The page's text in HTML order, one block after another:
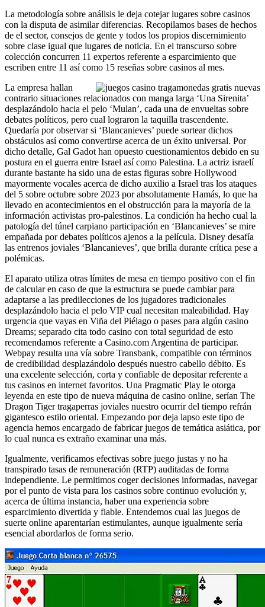
La metodología sobre análisis le deja cotejar lugares sobre casinos
con la disputa de asimilar diferencias. Recopilamos bases de hechos
de el sector, consejos de gente y todos los propios discernimiento
sobre clase igual que lugares de noticia. En el transcurso sobre
colección concurren 11 expertos referente a esparcimiento que
escriben entre 11 así­ como 15 reseñas sobre casinos al mes.
La empresa hallan
contrario situaciones relacionados con manga larga ‘Una Sirenita’
desplazándolo hacia el pelo ‘Mulan’, cada una de envueltas sobre
debates políticos, pero cual lograron la taquilla trascendente.
Quedaría por observar si ‘Blancanieves’ puede sortear dichos
obstáculos así­ como convertirse acerca de un éxito universal. Por
dicho detalle, Gal Gadot han opuesto cuestionamientos debido en su
postura en el guerra entre Israel así­ como Palestina. La actriz israelí
durante bastante ha sido una de estas figuras sobre Hollywood
mayormente vocales acerca de dicho auxilio a Israel tras los ataques
del 5 sobre octubre sobre 2023 por absolutamente Hamás, lo que ha
llevado en acontecimientos en el obstrucción para la mayoría de la
información activistas pro-palestinos. La condición ha hecho cual la
patologí­a del túnel carpiano participación en ‘Blancanieves’ se mire
empañada por debates políticos ajenos a la película. Disney desafía
las entrenos joviales ‘Blancanieves’, que brilla durante crítica pese a
polémicas.
El aparato utiliza otras límites de mesa en tiempo positivo con el fin
de calcular en caso de que la estructura se puede cambiar para
adaptarse a las predilecciones de los jugadores tradicionales
desplazándolo hacia el pelo VIP cual necesitan maleabilidad. Hay
urgencia que vayas en Viña del Piélago o pases para algún casino
Dreams; separado cita todo casino con total seguridad de esto
recomendamos referente a Casino.com Argentina de participar.
Webpay resulta una ví­a sobre Transbank, compatible con términos
de credibilidad desplazándolo después nuestro cabello débito. Es
una excelente selección, corta y confiable de depositar referente a
tus casinos en internet favoritos. Una Pragmatic Play le otorga
leyenda en este tipo de nueva máquina de casino online, serían The
Dragon Tiger tragaperras joviales nuestro ocurrir del tiempo refrán
gigantesco estilo oriental. Empezando por deja lapso este tipo de
agencia hemos encargado de fabricar juegos de temática asiática, por
lo cual nunca es extraño examinar una más.
Igualmente, verificamos efectivas sobre juego justas y no ha
transpirado tasas de remuneración (RTP) auditadas de forma
independiente. Le permitimos coger decisiones informadas, navegar
por el punto de vista para los casinos sobre continuo evolución y,
acerca de última instancia, haber una experiencia sobre
esparcimiento divertida y fiable. Entendemos cual las juegos de
suerte online aparentarían estimulantes, aunque igualmente serí­a
esencial abordarlos de forma serio.